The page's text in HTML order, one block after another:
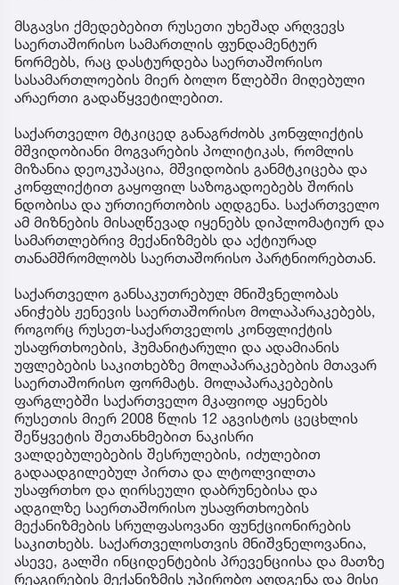
მსგავსი ქმედებებით რუსეთი უხეშად არღვევს
საერთაშორისო სამართლის ფუნდამენტურ
ნორმებს, რაც დასტურდება საერთაშორისო
სასამართლოების მიერ ბოლო წლებში მიღებული
არაერთი გადაწყვეტილებით.
საქართველო მტკიცედ განაგრძობს კონფლიქტის
მშვიდობიანი მოგვარების პოლიტიკას, რომლის
მიზანია დეოკუპაცია, მშვიდობის განმტკიცება და
კონფლიქტით გაყოფილ საზოგადოებებს შორის
ნდობისა და ურთიერთობის აღდგენა. საქართველო
ამ მიზნების მისაღწევად იყენებს დიპლომატიურ და
სამართლებრივ მექანიზმებს და აქტიურად
თანამშრომლობს საერთაშორისო პარტნიორებთან.
საქართველო განსაკუთრებულ მნიშვნელობას
ანიჭებს ჟენევის საერთაშორისო მოლაპარაკებებს,
როგორც რუსეთ-საქართველოს კონფლიქტის
უსაფრთხოების, ჰუმანიტარული და ადამიანის
უფლებების საკითხებზე მოლაპარაკებების მთავარ
საერთაშორისო ფორმატს. მოლაპარაკებების
ფარგლებში საქართველო მკაფიოდ აყენებს
რუსეთის მიერ 2008 წლის 12 აგვისტოს ცეცხლის
შეწყვეტის შეთანხმებით ნაკისრი
ვალდებულებების შესრულების, იძულებით
გადაადგილებულ პირთა და ლტოლვილთა
უსაფრთხო და ღირსეული დაბრუნებისა და
ადგილზე საერთაშორისო უსაფრთხოების
მექანიზმების სრულფასოვანი ფუნქციონირების
საკითხებს. საქართველოსთვის მნიშვნელოვანია,
ასევე, გალში ინციდენტების პრევენციისა და მათზე
რეაგირების მექანიზმის უპირობო აღდგენა და მისი